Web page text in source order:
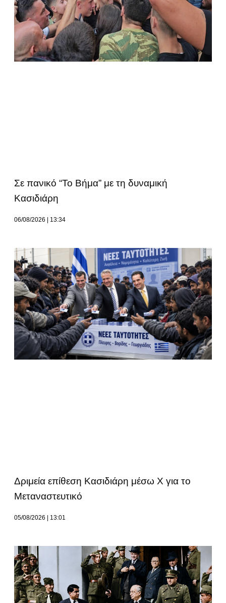
Σε πανικό “Το Βήμα” με τη δυναμική
Κασιδιάρη
06/08/2026 13:34
Δριμεία επίθεση Κασιδιάρη μέσω Χ για το
Μεταναστευτικό
05/08/2026 13:01